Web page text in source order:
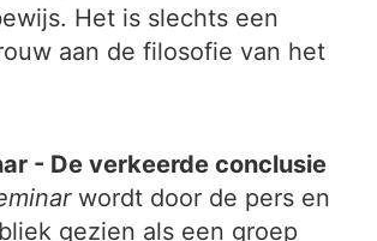
Het is slechts een
aan de filosofie van het
- De verkeerde conclusie
wordt door de pers en
gezien als een groep